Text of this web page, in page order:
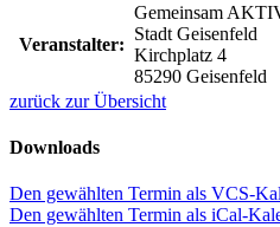
Veranstalter:
Gemeinsam
Stadt Geisenfeld
Kirchplatz 4
85290 Geisenfeld
zurück zur Übersicht
Downloads
Den gewählten Termin als VCS-
Den gewählten Termin als iCal-